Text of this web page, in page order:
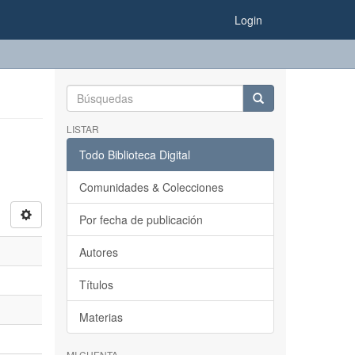
Login
LISTAR
Todo Biblioteca Digital
Comunidades & Colecciones
Por fecha de publicación
Autores
Títulos
Materias